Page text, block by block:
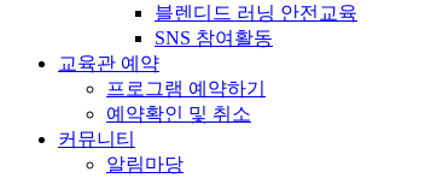
블렌디드 러닝 안전교육
SNS 참여활동
교육관 예약
프로그램 예약하기
예약확인 및 취소
커뮤니티
알림마당